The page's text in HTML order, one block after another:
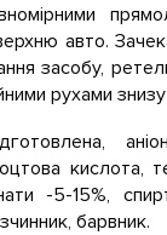
авто.
засобу,
рухами
кислота,
-5-15%,
барвник.